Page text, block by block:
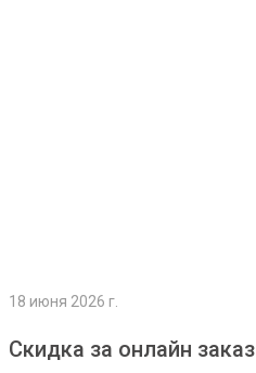
18 июня 2026 г.
Скидка за онлайн заказ